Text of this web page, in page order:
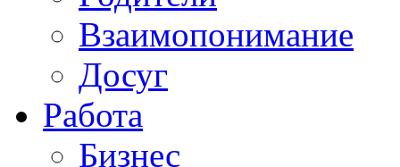
Взаимопонимание
Досуг
Работа
Бизнес